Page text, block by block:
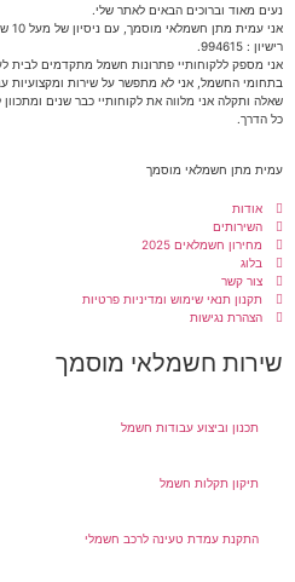
נעים מאוד וברוכים הבאים לאתר שלי.
רישיון : 994615.
אני מספק ללקוחותיי פתרונות חשמל מתקדמים לבית
שאלה ותקלה אני מלווה את לקוחותיי כבר שנים
כל הדרך.
עמית מתן חשמלאי מוסמך
אודות
השירותים
מחירון חשמלאים 2025
בלוג
צור קשר
תקנון תנאי שימוש ומדיניות פרטיות
הצהרת נגישות
שירות חשמלאי מוסמך
תכנון וביצוע עבודות חשמל
תיקון תקלות חשמל
התקנת עמדת טעינה לרכב חשמלי